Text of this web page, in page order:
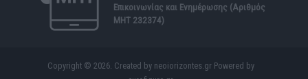
Επικοινωνίας και Ενημέρωσης (Αριθμός
ΜΗΤ 232374)
Copyright © 2026. Created by neoiorizontes.gr Powered by